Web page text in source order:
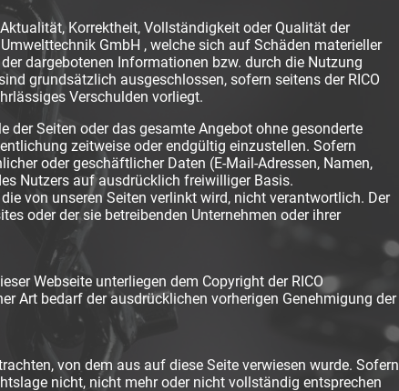
Korrektheit, Vollständigkeit oder Qualität der
GmbH , welche sich auf Schäden materieller
dargebotenen Informationen bzw. durch die Nutzung
grundsätzlich ausgeschlossen, sofern seitens der RICO
Verschulden vorliegt.
der Seiten oder das gesamte Angebot ohne gesonderte
zeitweise oder endgültig einzustellen. Sofern
oder geschäftlicher Daten (E-Mail-Adressen, Namen,
Nutzers auf ausdrücklich freiwilliger Basis.
von unseren Seiten verlinkt wird, nicht verantwortlich. Der
oder der sie betreibenden Unternehmen oder ihrer
Webseite unterliegen dem Copyright der RICO
Art bedarf der ausdrücklichen vorherigen Genehmigung der
von dem aus auf diese Seite verwiesen wurde. Sofern
nicht, nicht mehr oder nicht vollständig entsprechen